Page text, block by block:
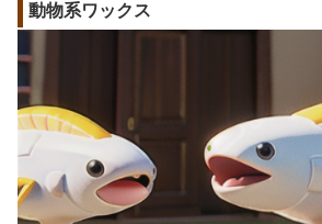
動物系ワックス